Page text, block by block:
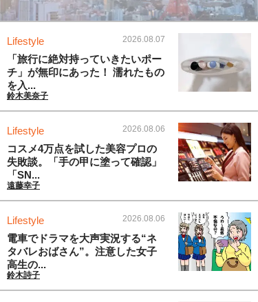
Lifestyle 2026.08.07
「旅行に絶対持っていきたいポー
チ」が無印にあった！ 濡れたもの
を入...
鈴木美奈子
Lifestyle 2026.08.06
コスメ4万点を試した美容プロの
失敗談。「手の甲に塗って確認」
「SN...
遠藤幸子
Lifestyle 2026.08.06
電車でドラマを大声実況する“ネ
タバレおばさん”。注意した女子
高生の...
鈴木詩子